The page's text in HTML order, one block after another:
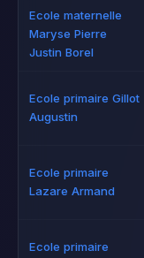
Ecole maternelle
Maryse Pierre
Justin Borel
Ecole primaire Gillot
Augustin
Ecole primaire
Lazare Armand
Ecole primaire